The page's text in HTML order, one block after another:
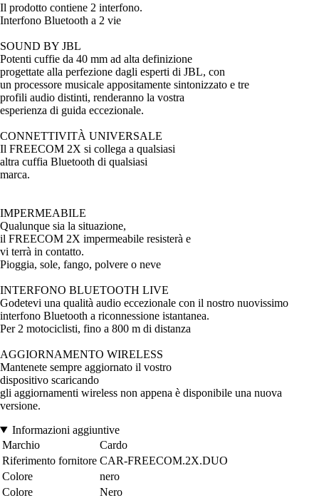
Il prodotto contiene 2 interfono.
Interfono Bluetooth a 2 vie
SOUND BY JBL
Potenti cuffie da 40 mm ad alta definizione
progettate alla perfezione dagli esperti di JBL, con
un processore musicale appositamente sintonizzato e tre
profili audio distinti, renderanno la vostra
esperienza di guida eccezionale.
CONNETTIVITÀ UNIVERSALE
Il FREECOM 2X si collega a qualsiasi
altra cuffia Bluetooth di qualsiasi
marca.
IMPERMEABILE
Qualunque sia la situazione,
il FREECOM 2X impermeabile resisterà e
vi terrà in contatto.
Pioggia, sole, fango, polvere o neve
INTERFONO BLUETOOTH LIVE
Godetevi una qualità audio eccezionale con il nostro nuovissimo
interfono Bluetooth a riconnessione istantanea.
Per 2 motociclisti, fino a 800 m di distanza
AGGIORNAMENTO WIRELESS
Mantenete sempre aggiornato il vostro
dispositivo scaricando
gli aggiornamenti wireless non appena è disponibile una nuova
versione.
Informazioni aggiuntive
Marchio
Cardo
Riferimento fornitore CAR-FREECOM.2X.DUO
Colore
nero
Colore
Nero